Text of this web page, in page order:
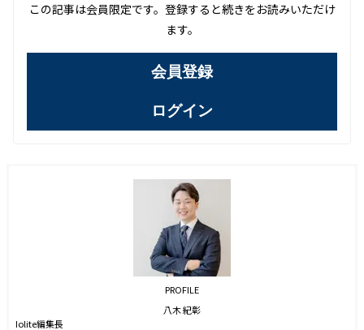
この記事は会員限定です。登録すると続きをお読みいただけ
ます。
会員登録
ログイン
PROFILE
八木 紀彰
Iolite編集長